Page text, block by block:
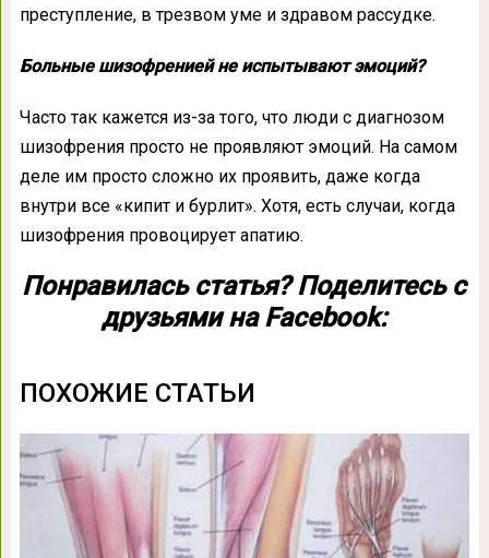
преступление, в трезвом уме и здравом рассудке.
Больные шизофренией не испытывают эмоций?
Часто так кажется из-за того, что люди с диагнозом
шизофрения просто не проявляют эмоций. На самом
деле им просто сложно их проявить, даже когда
внутри все «кипит и бурлит». Хотя, есть случаи, когда
шизофрения провоцирует апатию.
Понравилась статья? Поделитесь с
друзьями на Facebook:
ПОХОЖИЕ СТАТЬИ